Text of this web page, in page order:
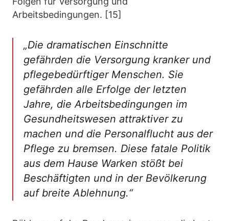
Arbeitsbedingungen. [15]
„Die dramatischen Einschnitte
gefährden die Versorgung kranker und
pflegebedürftiger Menschen. Sie
gefährden alle Erfolge der letzten
Jahre, die Arbeitsbedingungen im
Gesundheitswesen attraktiver zu
machen und die Personalflucht aus der
Pflege zu bremsen. Diese fatale Politik
aus dem Hause Warken stößt bei
Beschäftigten und in der Bevölkerung
auf breite Ablehnung.“